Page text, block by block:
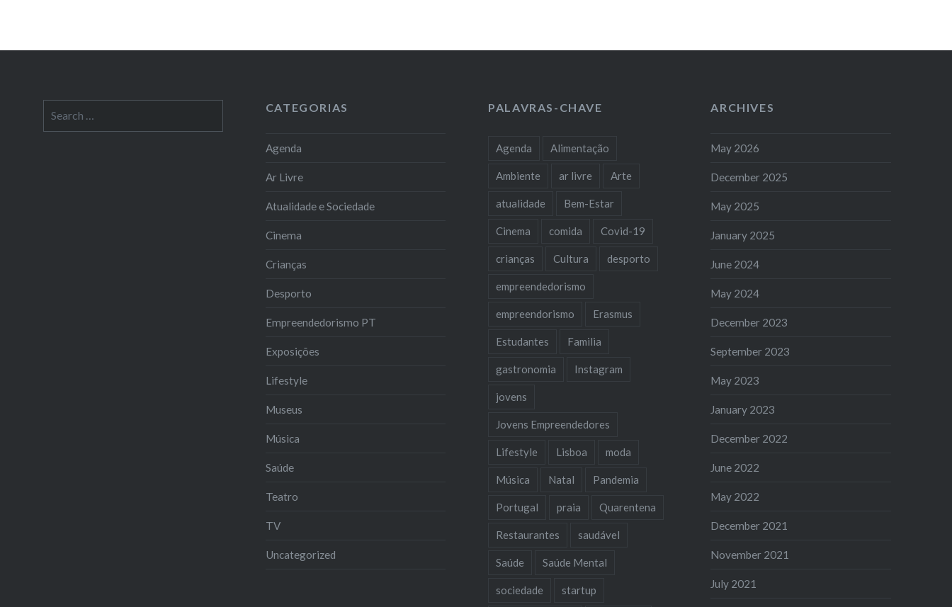
CATEGORIAS
Agenda
Ar Livre
Atualidade e Sociedade
Cinema
Crianças
Desporto
Empreendedorismo PT
Exposições
Lifestyle
Museus
Música
Saúde
Teatro
TV
Uncategorized
PALAVRAS-CHAVE
Agenda Alimentação
Ambiente ar livre Arte
atualidade Bem-Estar
Cinema comida Covid-19
crianças Cultura desporto
empreendedorismo
empreendorismo Erasmus
Estudantes Familia
gastronomia Instagram
jovens
Jovens Empreendedores
Lifestyle Lisboa moda
Música Natal Pandemia
Portugal praia Quarentena
Restaurantes saudável
Saúde Saúde Mental
sociedade startup
ARCHIVES
May 2026
December 2025
May 2025
January 2025
June 2024
May 2024
December 2023
September 2023
May 2023
January 2023
December 2022
June 2022
May 2022
December 2021
November 2021
July 2021